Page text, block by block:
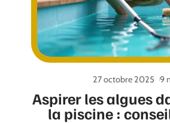
Aspirer les algues
la piscine :
27 octobre 2025 9